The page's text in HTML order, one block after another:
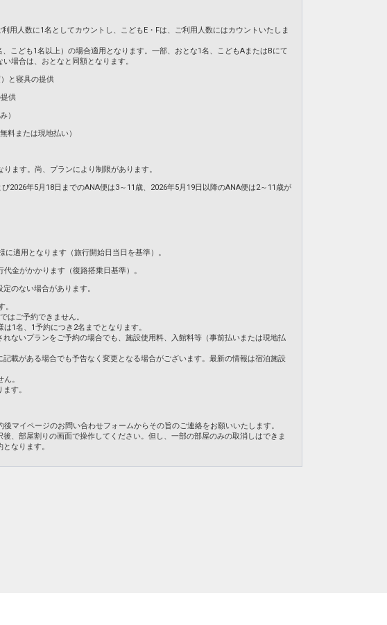
用人数に1名としてカウントし、こどもE・Fは、ご利用人数にはカウントいたしま
こども1名以上）の場合適用となります。一部、おとな1名、こどもAまたはBにて
場合は、おとなと同額となります。
と寝具の提供
供
）
料または現地払い）
ます。尚、プランにより制限があります。
2026年5月18日までのANA便は3～11歳、2026年5月19日以降のANA便は2～11歳が
適用となります（旅行開始日当日を基準）。
金がかかります（復路搭乗日基準）。
のない場合があります。
。
はご予約できません。
1名、1予約につき2名までとなります。
れないプランをご予約の場合でも、施設使用料、入館料等（事前払いまたは現地払
記載がある場合でも予告なく変更となる場合がございます。最新の情報は宿泊施設
。
す。
マイページのお問い合わせフォームからその旨のご連絡をお願いいたします。
、部屋割りの画面で操作してください。但し、一部の部屋のみの取消しはできま
なります。